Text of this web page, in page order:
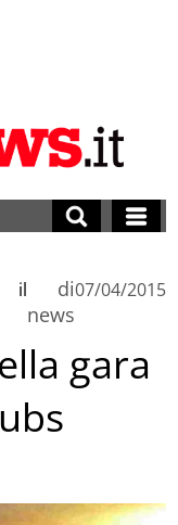
di
news
il 07/04/2015
gara